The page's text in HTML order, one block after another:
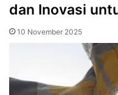
dan Inovasi
10 November 2025